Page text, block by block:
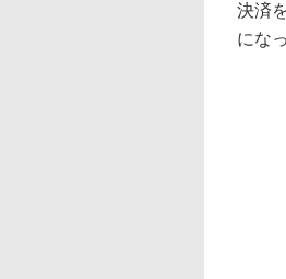
決済
にな